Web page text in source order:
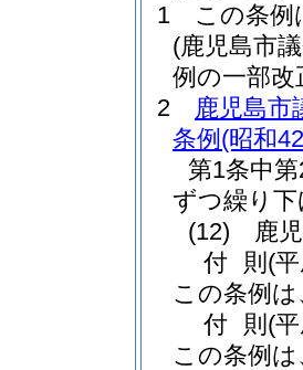
1
この条例
(鹿児島市
例の一部改
2
鹿児島市
条例 (昭和
第1条中
ずつ繰り
(12) 鹿児
付 則 (
この条例
付 則 (
この条例